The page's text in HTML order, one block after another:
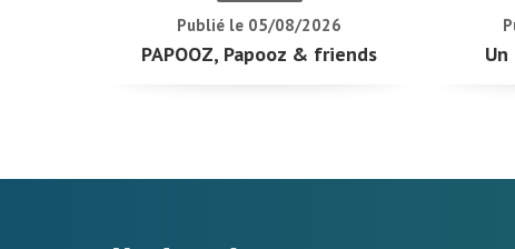
Publié le 05/08/2026
PAPOOZ, Papooz & friends